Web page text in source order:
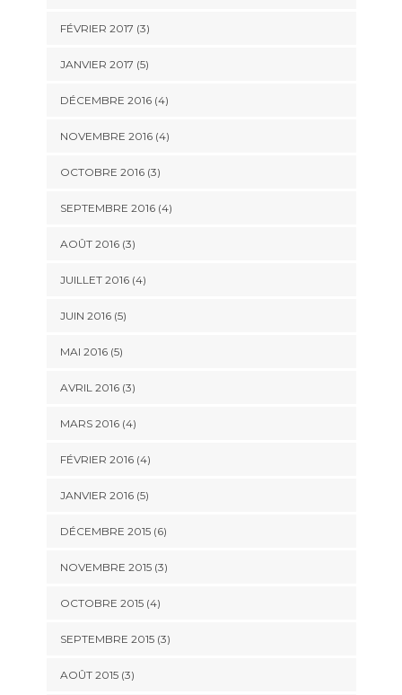
FÉVRIER 2017 (3)
JANVIER 2017 (5)
DÉCEMBRE 2016(4)
NOVEMBRE 2016(4)
OCTOBRE 2016(3)
SEPTEMBRE 2016(4)
AOÛT 2016(3)
JUILLET 2016(4)
JUIN 2016(5)
MAI 2016(5)
AVRIL 2016(3)
MARS 2016(4)
FÉVRIER 2016(4)
JANVIER 2016(5)
DÉCEMBRE 2015(6)
NOVEMBRE 2015(3)
OCTOBRE 2015(4)
SEPTEMBRE 2015(3)
AOÛT 2015(3)